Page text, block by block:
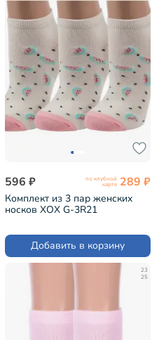
596 ₽ по клубной
карте 289 ₽
Комплект из 3 пар женских
носков ХОХ G-3R21
Добавить в корзину
23
25